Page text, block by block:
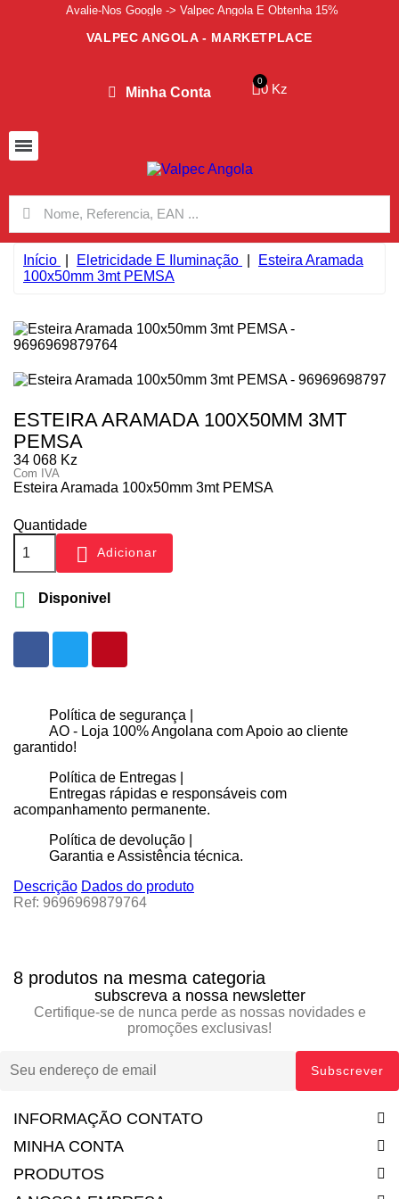
Avalie-Nos Google -> Valpec Angola E Obtenha 15%
VALPEC ANGOLA - MARKETPLACE
Minha Conta 0 Kz
Início Eletricidade E Iluminação
Esteira Aramada
100x50mm 3mt PEMSA
ESTEIRA ARAMADA 100X50MM 3MT
PEMSA
34 068 Kz
Com IVA
Esteira Aramada 100x50mm 3mt PEMSA
Quantidade
 Adicionar
 Disponivel
Política de segurança |
AO - Loja 100% Angolana com Apoio ao cliente
garantido!
Política de Entregas |
Entregas rápidas e responsáveis com
acompanhamento permanente.
Política de devolução |
Garantia e Assistência técnica.
Descrição Dados do produto
Ref: 9696969879764
8 produtos na mesma categoria
subscreva a nossa newsletter
Certifique-se de nunca perde as nossas novidades e
promoções exclusivas!
INFORMAÇÃO CONTATO
MINHA CONTA
PRODUTOS